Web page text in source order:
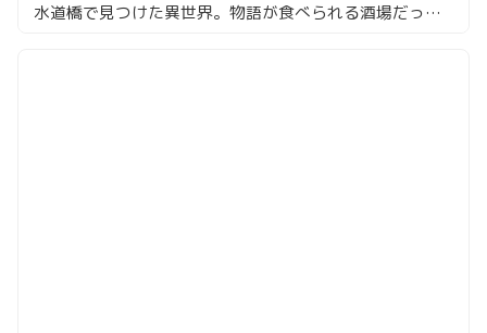
水道橋で見つけた異世界。物語が食べられる酒場だった！